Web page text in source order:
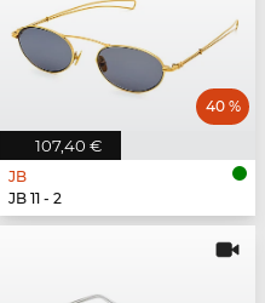
107,40 €
40 %
JB
JB 11 - 2